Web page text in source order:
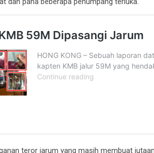
teror jarum yang masih membuat